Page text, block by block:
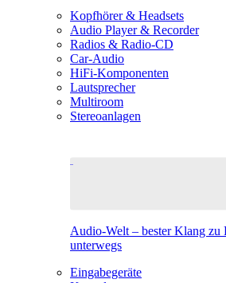
Kopfhörer & Headsets
Audio Player & Recorder
Radios & Radio-CD
Car-Audio
HiFi-Komponenten
Lautsprecher
Multiroom
Stereoanlagen
Audio-Welt – bester Klang zu
unterwegs
Eingabegeräte